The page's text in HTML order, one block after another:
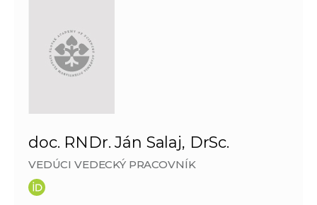
doc. RNDr. Ján Salaj, DrSc.
VEDÚCI VEDECKÝ PRACOVNÍK